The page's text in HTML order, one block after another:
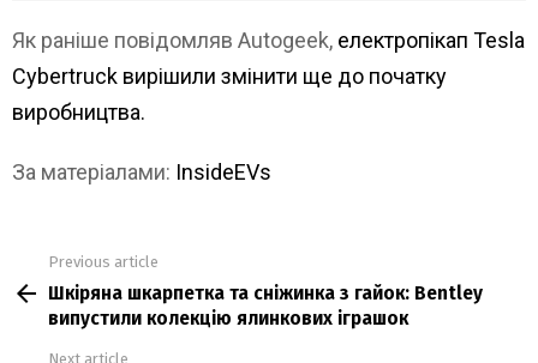
Як раніше повідомляв Autogeek, електропікап Tesla
Cybertruck вирішили змінити ще до початку
виробництва.
За матеріалами: InsideEVs
more
Previous article
Шкіряна шкарпетка та сніжинка з гайок: Bentley
випустили колекцію ялинкових іграшок
Next article